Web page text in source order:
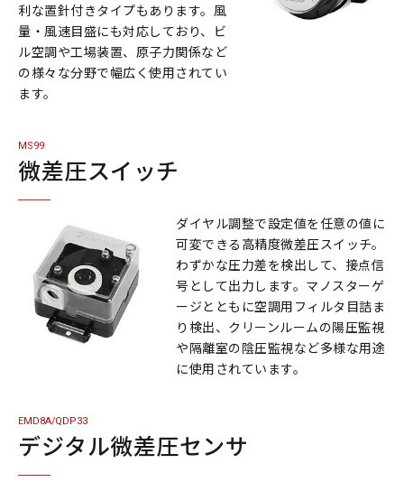
お知らせ
展示会
製品情報
採用情報
お問い合わせ
プライバシーポリシー
利な置針付きタイプもあります。風
量・風速目盛にも対応しており、ビ
ル空調や工場装置、原子力関係など
の様々な分野で幅広く使用されてい
ます。
MS99
微差圧スイッチ
ダイヤル調整で設定値を任意の値に
可変できる高精度微差圧スイッチ。
わずかな圧力差を検出して、接点信
号として出力します。マノスターゲ
ージとともに空調用フィルタ目詰ま
り検出、クリーンルームの陽圧監視
や隔離室の陰圧監視など多様な用途
に使用されています。
EMD8A/QDP33
デジタル微差圧センサ